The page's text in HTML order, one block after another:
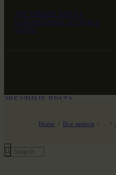
ЗВЕЗДНЫЕ ВРАТА
НАШ МИР ВЧЕРА СЕГОДНЯ И
ЗАВТРА
Home Все записи
ЗВЕЗДНЫЕ ВРАТА
SG-6